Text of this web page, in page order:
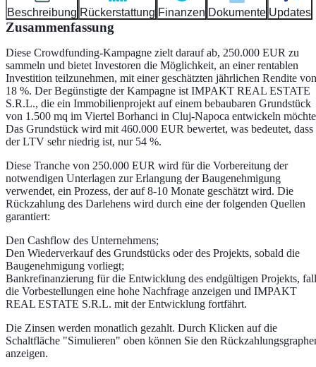
Beschreibung Rückerstattung Finanzen Dokumente Updates
Zusammenfassung
Diese Crowdfunding-Kampagne zielt darauf ab, 250.000 EUR zu
sammeln und bietet Investoren die Möglichkeit, an einer rentablen
Investition teilzunehmen, mit einer geschätzten jährlichen Rendite von
18 %. Der Begünstigte der Kampagne ist IMPAKT REAL ESTATE
S.R.L., die ein Immobilienprojekt auf einem bebaubaren Grundstück
von 1.500 mq im Viertel Borhanci in Cluj-Napoca entwickeln
Das Grundstück wird mit 460.000 EUR bewertet, was bedeutet, dass
der LTV sehr niedrig ist, nur 54 %.
Diese Tranche von 250.000 EUR wird für die Vorbereitung der
notwendigen Unterlagen zur Erlangung der Baugenehmigung
verwendet, ein Prozess, der auf 8-10 Monate geschätzt wird. Die
Rückzahlung des Darlehens wird durch eine der folgenden Quellen
garantiert:
Den Cashflow des Unternehmens;
Den Wiederverkauf des Grundstücks oder des Projekts, sobald die
Baugenehmigung vorliegt;
Bankrefinanzierung für die Entwicklung des endgültigen Projekts,
die Vorbestellungen eine hohe Nachfrage anzeigen und IMPAKT
REAL ESTATE S.R.L. mit der Entwicklung fortfährt.
Die Zinsen werden monatlich gezahlt. Durch Klicken auf die
Schaltfläche "Simulieren" oben können Sie den
anzeigen.